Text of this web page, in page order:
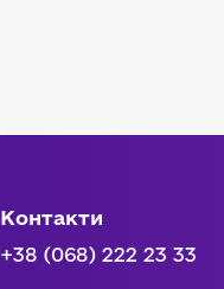
Контакти
+38 (068) 222 23 33